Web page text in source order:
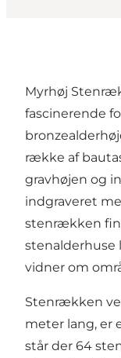
Myrhøj
fascinerende
række af
gravhøjen og
indgraveret
stenrækken
vidner om
Stenrækken
meter lang, er
står der 64